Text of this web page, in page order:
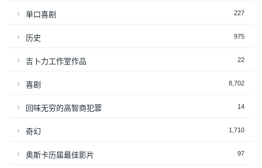
单口喜剧 227
历史 975
吉卜力工作室作品 22
喜剧 8,702
回味无穷的高智商犯罪 14
奇幻 1,710
奥斯卡历届最佳影片 97